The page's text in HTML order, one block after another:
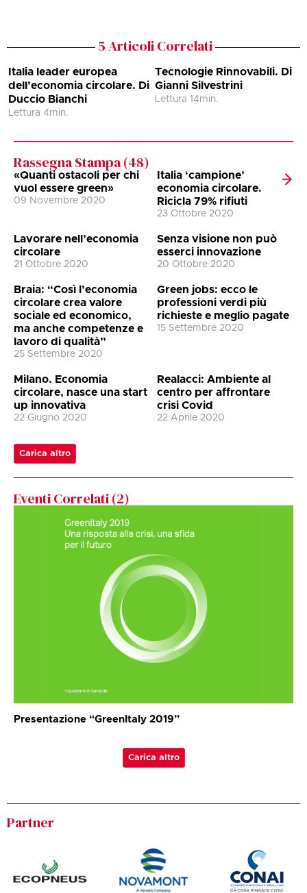
5Articoli Correlati
Italia leader europea
dell’economia circolare. Di
Duccio Bianchi
Lettura 4min.
Tecnologie Rinnovabili. Di
Gianni Silvestrini
Lettura 14min.
Rassegna Stampa (48)
«Quanti ostacoli per chi
vuol essere green»
09 Novembre 2020
Italia ‘campione’
economia circolare.
Ricicla 79% rifiuti
23 Ottobre 2020
Lavorare nell’economia
circolare
21 Ottobre 2020
Senza visione non può
esserci innovazione
20 Ottobre 2020
Braia: “Così l’economia
circolare crea valore
sociale ed economico,
ma anche competenze e
lavoro di qualità”
25 Settembre 2020
Green jobs: ecco le
professioni verdi più
richieste e meglio pagate
15 Settembre 2020
Milano. Economia
circolare, nasce una start
up innovativa
22 Giugno 2020
Realacci: Ambiente al
centro per affrontare
crisi Covid
22 Aprile 2020
Carica altro
Eventi Correlati (2)
Presentazione “GreenItaly 2019”
Carica altro
Partner